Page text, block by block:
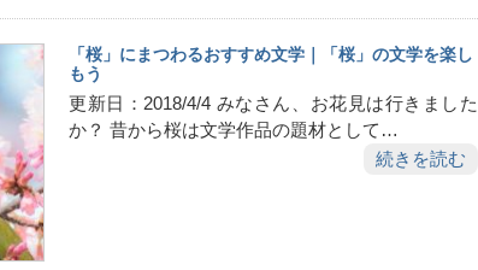
「桜」にまつわるおすすめ文学｜「桜」の文学を楽し
もう
更新日：2018/4/4 みなさん、お花見は行きました
か？ 昔から桜は文学作品の題材として…
続きを読む